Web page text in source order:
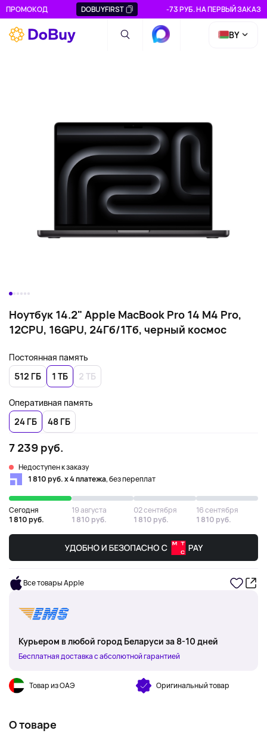
ПРОМОКОД DOBUYFIRST -73 РУБ. НА ПЕРВЫЙ ЗАКАЗ
BY
Ноутбук 14.2" Apple MacBook Pro 14 M4 Pro,
12CPU, 16GPU, 24Гб/1Тб, черный космос
Постоянная память
512 ГБ
1 ТБ 2 ТБ
Оперативная память
24 ГБ
48 ГБ
7 239 руб.
Недоступен к заказу
1 810 руб. х 4 платежа, без переплат
Сегодня
1 810 руб.
19 августа
1 810 руб.
02 сентября
1 810 руб.
16 сентября
1 810 руб.
Все товары Apple
Курьером в любой город Беларуси за 8-10 дней
Бесплатная доставка с абсолютной гарантией
Товар из ОАЭ Оригинальный товар
О товаре